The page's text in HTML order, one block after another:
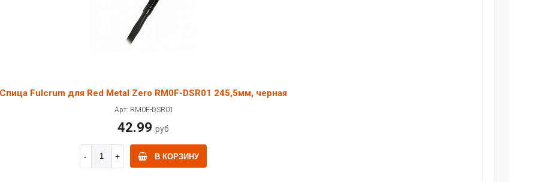
Спица Fulcrum для Red Metal Zero RM0F-DSR01 245,5мм, черная
Арт: RM0F-DSR01
42.99 руб
В КОРЗИНУ